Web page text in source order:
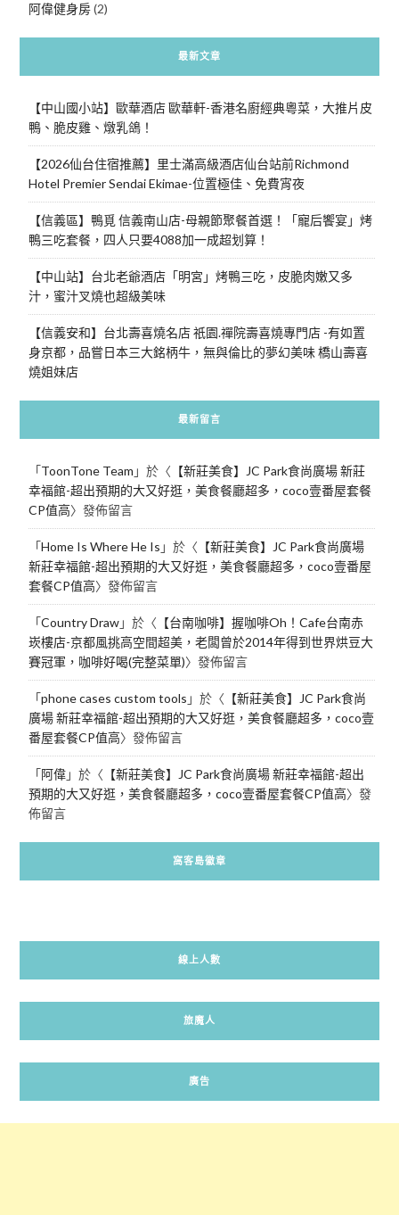
阿偉健身房(2)
最新文章
【中山國小站】歐華酒店 歐華軒-香港名廚經典粵菜，大推片皮
鴨、脆皮雞、燉乳鴿！
【2026仙台住宿推薦】里士滿高級酒店仙台站前Richmond
Hotel Premier Sendai Ekimae-位置極佳、免費宵夜
【信義區】鴨覓 信義南山店-母親節聚餐首選！「寵后饗宴」烤
鴨三吃套餐，四人只要4088加一成超划算！
【中山站】台北老爺酒店「明宮」烤鴨三吃，皮脆肉嫩又多
汁，蜜汁叉燒也超級美味
【信義安和】台北壽喜燒名店 祇園.禪院壽喜燒專門店 -有如置
身京都，品嘗日本三大銘柄牛，無與倫比的夢幻美味 橋山壽喜
燒姐妹店
最新留言
「ToonTone Team 」於〈 【新莊美食】JC Park食尚廣場 新莊
幸福館-超出預期的大又好逛，美食餐廳超多，coco壹番屋套餐
CP值高〉發佈留言
「Home Is Where He Is 」於〈 【新莊美食】JC Park食尚廣場
新莊幸福館-超出預期的大又好逛，美食餐廳超多，coco壹番屋
套餐CP值高〉發佈留言
「Country Draw」於〈 【台南咖啡】握咖啡Oh！Cafe台南赤
崁樓店-京都風挑高空間超美，老闆曾於2014年得到世界烘豆大
賽冠軍，咖啡好喝(完整菜單)〉發佈留言
「phone cases custom tools 」於〈 【新莊美食】JC Park食尚
廣場 新莊幸福館-超出預期的大又好逛，美食餐廳超多，coco壹
番屋套餐CP值高〉發佈留言
「阿偉」於〈 【新莊美食】JC Park食尚廣場 新莊幸福館-超出
預期的大又好逛，美食餐廳超多，coco壹番屋套餐CP值高〉發
佈留言
窩客島徽章
線上人數
旅魔人
廣告